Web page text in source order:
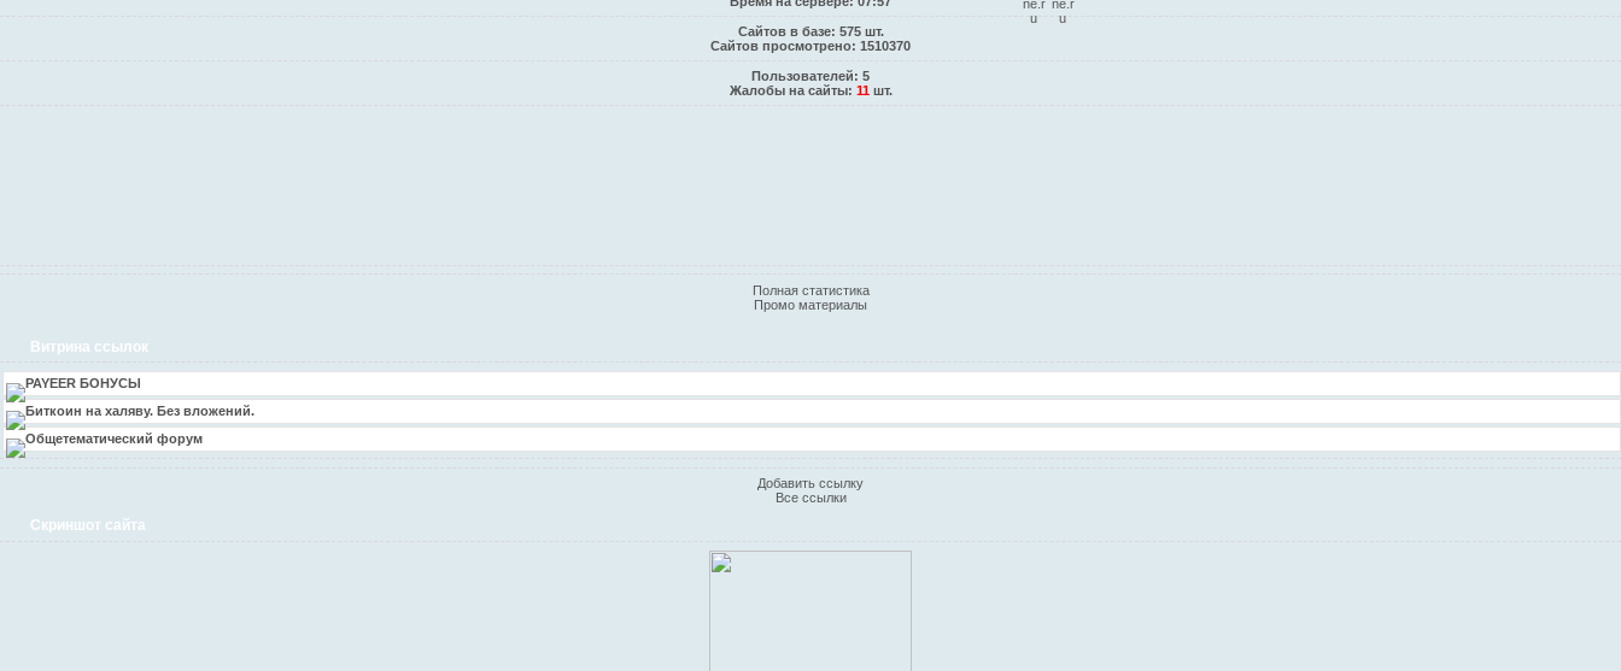
Сайтов в базе: 575 шт.
Сайтов просмотрено: 1510370
Пользователей: 5
Жалобы на сайты: 11шт.
Полная статистика
Промо материалы
Витрина ссылок
PAYEER БОНУСЫ
Биткоин на халяву. Без вложений.
Общетематический форум
Добавить ссылку
Все ссылки
Скриншот сайта